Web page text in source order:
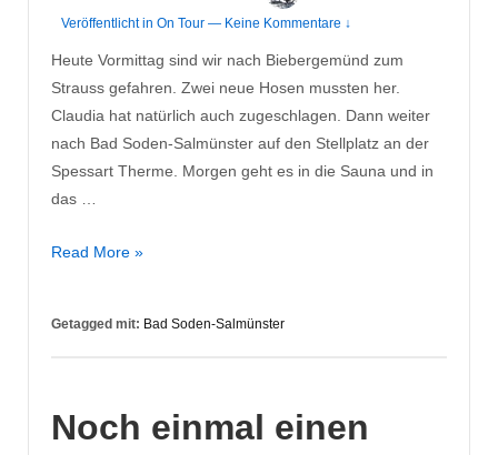
Veröffentlicht in On Tour — Keine Kommentare ↓
Heute Vormittag sind wir nach Biebergemünd zum
Strauss gefahren. Zwei neue Hosen mussten her.
Claudia hat natürlich auch zugeschlagen. Dann weiter
nach Bad Soden-Salmünster auf den Stellplatz an der
Spessart Therme. Morgen geht es in die Sauna und in
das …
Spaziergang
Soden
Read More »
Getagged mit: Bad Soden-Salmünster
Noch einmal einen